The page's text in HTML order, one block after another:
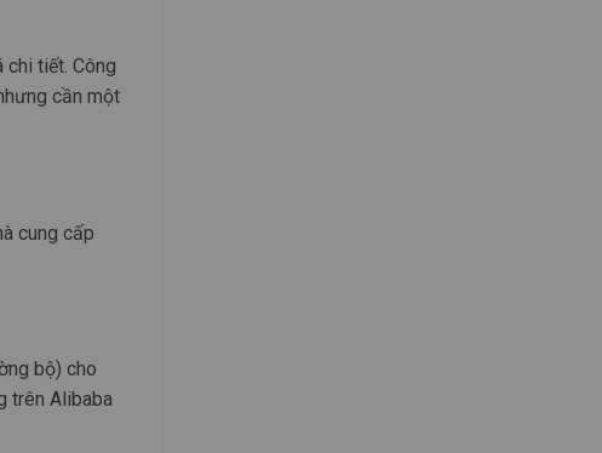
tiết. Công
cần một
cung cấp
bộ) cho
trên Alibaba